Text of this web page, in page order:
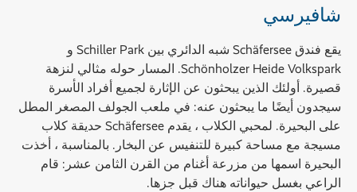
شافيرسي
يقع فندق Schäfersee شبه الدائري بين Schiller Park و
Schönholzer Heide Volkspark. المسار حوله مثالي لنزهة
قصيرة. أولئك الذين يبحثون عن الإثارة لجميع أفراد الأسرة
سيجدون أيضًا ما يبحثون عنه: في ملعب الجولف المصغر المطل
على البحيرة. لمحبي الكلاب ، يقدم Schäfersee حديقة كلاب
مسيجة مع مساحة كبيرة للتنفيس عن البخار. بالمناسبة ، أخذت
البحيرة اسمها من مزرعة أغنام من القرن الثامن عشر: قام
الراعي بغسل حيواناته هناك قبل جزها.